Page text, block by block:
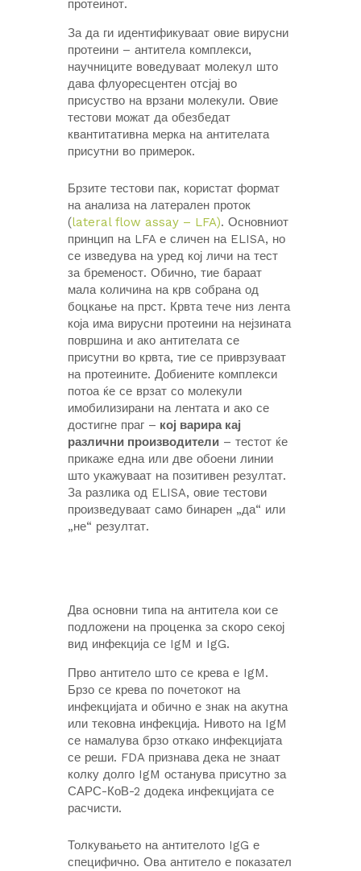
протеинот.
За да ги идентификуваат овие вирусни
протеини – антитела комплекси,
научниците воведуваат молекул што
дава флуоресцентен отсјај во
присуство на врзани молекули. Овие
тестови можат да обезбедат
квантитативна мерка на антителата
присутни во примерок.
Брзите тестови пак, користат формат
на анализа на латерален проток
(lateral flow assay – LFA). Основниот
принцип на LFA е сличен на ELISA, но
се изведува на уред кој личи на тест
за бременост. Обично, тие бараат
мала количина на крв собрана од
боцкање на прст. Крвта тече низ лента
која има вирусни протеини на нејзината
површина и ако антителата се
присутни во крвта, тие се приврзуваат
на протеините. Добиените комплекси
потоа ќе се врзат со молекули
имобилизирани на лентата и ако се
достигне праг – кој варира кај
различни производители – тестот ќе
прикаже една или две обоени линии
што укажуваат на позитивен резултат.
За разлика од ELISA, овие тестови
произведуваат само бинарен „да“ или
„не“ резултат.
Два основни типа на антитела кои се
подложени на проценка за скоро секој
вид инфекција се IgM и IgG.
Прво антитело што се крева е IgM.
Брзо се крева по почетокот на
инфекцијата и обично е знак на акутна
или тековна инфекција. Нивото на IgM
се намалува брзо откако инфекцијата
се реши. FDA признава дека не знаат
колку долго IgM останува присутно за
САРС-КоВ-2 додека инфекцијата се
расчисти.
Толкувањето на антителото IgG е
специфично. Ова антитело е показател